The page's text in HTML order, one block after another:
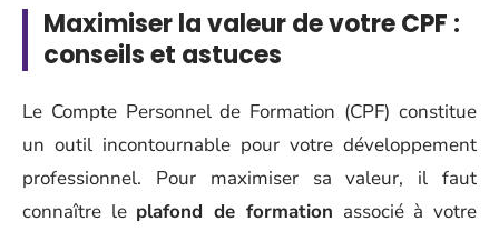
Maximiser la valeur de votre CPF :
conseils et astuces
Le Compte Personnel de Formation (CPF) constitue
un outil incontournable pour votre développement
professionnel. Pour maximiser sa valeur, il faut
connaître le plafond de formation associé à votre